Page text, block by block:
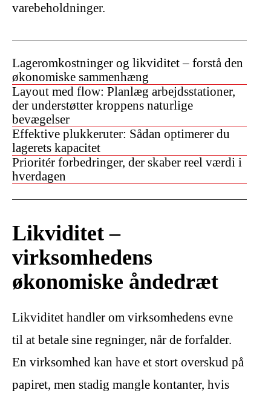
varebeholdninger.
Lageromkostninger og likviditet – forstå den
økonomiske sammenhæng
Layout med flow: Planlæg arbejdsstationer,
der understøtter kroppens naturlige
bevægelser
Effektive plukkeruter: Sådan optimerer du
lagerets kapacitet
Prioritér forbedringer, der skaber reel værdi i
hverdagen
Likviditet –
virksomhedens
økonomiske åndedræt
Likviditet handler om virksomhedens evne
til at betale sine regninger, når de forfalder.
En virksomhed kan have et stort overskud på
papiret, men stadig mangle kontanter, hvis